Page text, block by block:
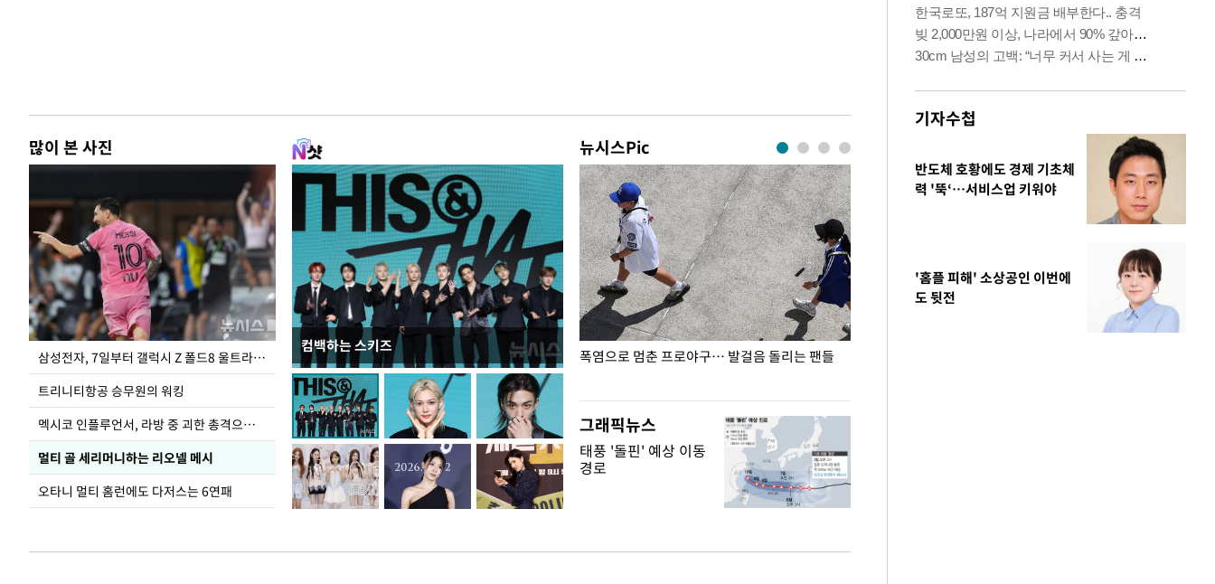
많이 본 사진
삼성전자, 7일부터 갤럭시 Z 폴드8 울트라·폴드8·플립8 출시
트리니티항공 승무원의 워킹
멕시코 인플루언서, 라방 중 괴한 총격으로 사망
멀티 골 세리머니하는 리오넬 메시
오타니 멀티 홈런에도 다저스는 6연패
컴백하는 스키즈
뉴시스Pic
입추 하루 앞둔 전남광주… 열화상 카메라에 담긴
폭염
폭염으로 멈춘 프로야구… 발걸음 돌리는 팬들
그래픽뉴스
태풍 '돌핀' 예상 이동
경로
기자수첩
반도체 호황에도 경제 기초체
력 '뚝‘…서비스업 키워야
'홈플 피해' 소상공인 이번에
도 뒷전